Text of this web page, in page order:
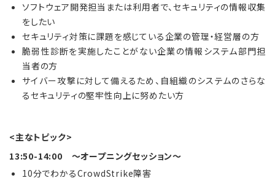
ソフトウェア開発担当または利用者で、セキュリティの情報収集
をしたい
セキュリティ対策に課題を感じている企業の管理・経営層の方
脆弱性診断を実施したことがない企業の情報システム部門担
当者の方
サイバー攻撃に対して備えるため、自組織のシステムのさらな
るセキュリティの堅牢性向上に努めたい方
<主なトピック>
13:50-14:00 ～オープニングセッション～
10分でわかるCrowdStrike障害